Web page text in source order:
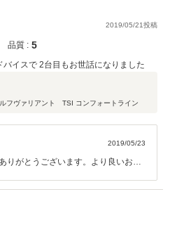
2019/05/21投稿
品質 : 5
イスで 2台目もお世話になりました
フヴァリアント TSI コンフォートライン
2019/05/23
りがとうございます。より良いお車